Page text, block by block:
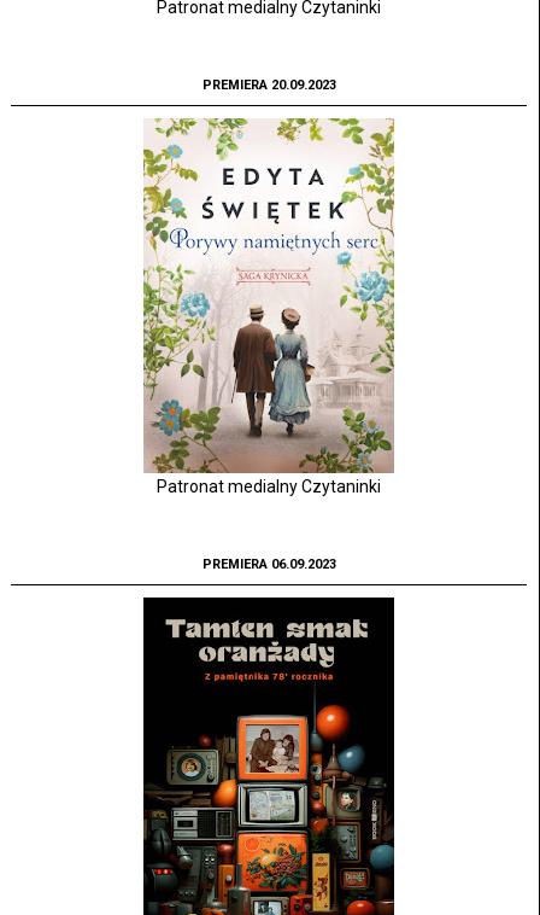
Patronat medialny Czytaninki
PREMIERA 20.09.2023
Patronat medialny Czytaninki
PREMIERA 06.09.2023